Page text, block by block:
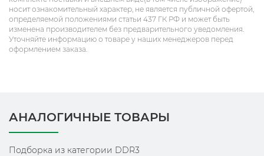
носит ознакомительный характер, не является публичной офертой,
определяемой положениями статьи 437 ГК РФ и может быть
изменена производителем без предварительного уведомления.
Уточняйте информацию о товаре у наших менеджеров перед
оформлением заказа.
АНАЛОГИЧНЫЕ ТОВАРЫ
Подборка из категории DDR3